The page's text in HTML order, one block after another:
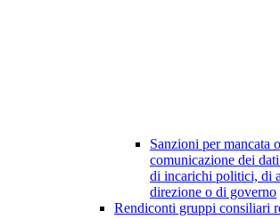
Sanzioni per mancata
comunicazione dei
di incarichi politici, di
direzione o di governo
Rendiconti gruppi consiliari